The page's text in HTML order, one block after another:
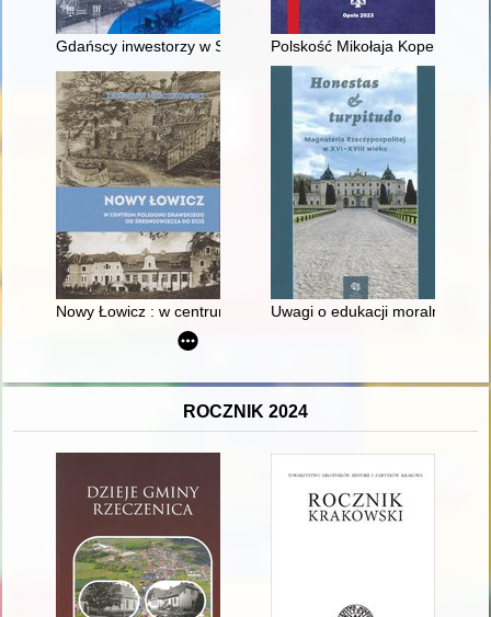
Gdańscy inwestorzy w Sopocie : prestiż finansowy i
Polskość Mikołaja Kopernika z
Nowy Łowicz : w centrum poligonu drawskiego od
Uwagi o edukacji moralnej
ROCZNIK 2024